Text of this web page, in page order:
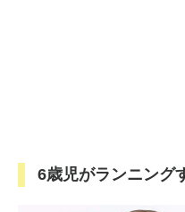
6歳児がランニング